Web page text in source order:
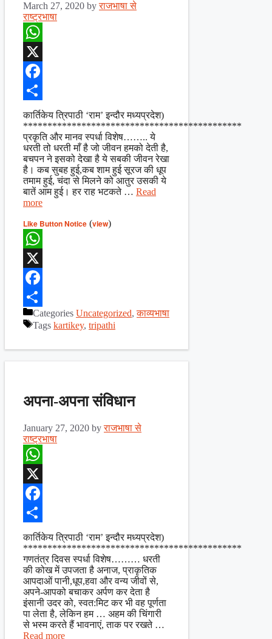
March 27, 2020 byराजभाषा से
राष्ट्रभाषा
WhatsApp
X
Facebook
Share
कार्तिकेय त्रिपाठी ‘राम’ इन्दौर मध्यप्रदेश)
*********************************************
प्रकृति और मानव स्पर्धा विशेष…….. ये
धरती तो धरती माँ है जो जीवन हमको देती है,
बचपन ने इसको देखा है ये सबकी जीवन रेखा
है। कब सुबह हुई,कब शाम हुई सूरज की धूप
तमाम हुई, चंदा से मिलने को आतुर उसकी ये
बातें आम हुई। हर राह भटकते … Read
more
Like Button Notice (view)
WhatsApp
X
Facebook
ShareCategories Uncategorized,काव्यभाषा
Tags kartikey, tripathi
अपना-अपना संविधान
January 27, 2020 byराजभाषा से
राष्ट्रभाषा
WhatsApp
X
Facebook
Share
कार्तिकेय त्रिपाठी ‘राम’ इन्दौर मध्यप्रदेश)
*********************************************
गणतंत्र दिवस स्पर्धा विशेष……… धरती
की कोख में उपजता है अनाज, प्राकृतिक
आपदाओं पानी,धूप,हवा और वन्य जीवों से,
अपने-आपको बचाकर अर्पण कर देता है
इंसानी उदर को, स्वत:मिट कर भी वह पूर्णता
पा लेता है, लेकिन हम … अहम की चिंगारी
से भस्म करते हैं भावनाएं, ताक पर रखते …
Read more